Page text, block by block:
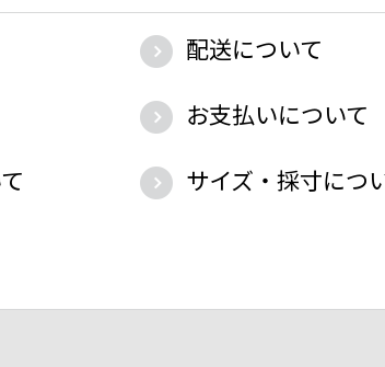
配送について
お支払いについて
サイズ・採寸につ